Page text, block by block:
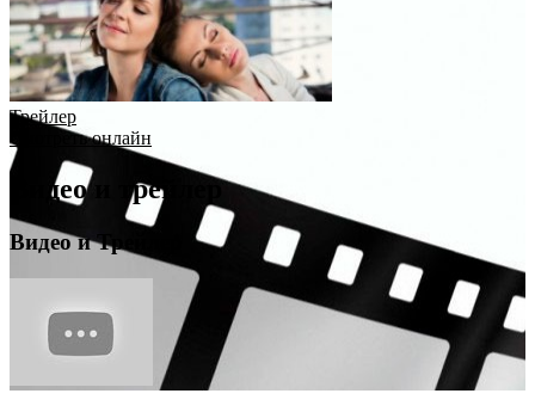
Трейлер
Смотреть онлайн
Видео и трейлер
Видео и Трейлер